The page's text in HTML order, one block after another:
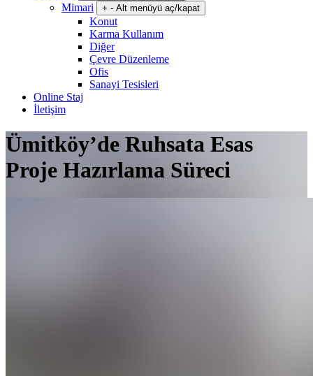
Mimari + - Alt menüyü aç/kapat
Konut
Karma Kullanım
Diğer
Çevre Düzenleme
Ofis
Sanayi Tesisleri
Online Staj
İletişim
Ümitköy’de Ruhsata Esas
Proje Hazırlama Süreci